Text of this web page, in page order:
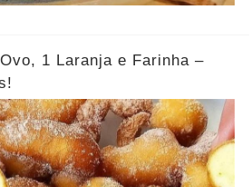
1 Laranja e Farinha –